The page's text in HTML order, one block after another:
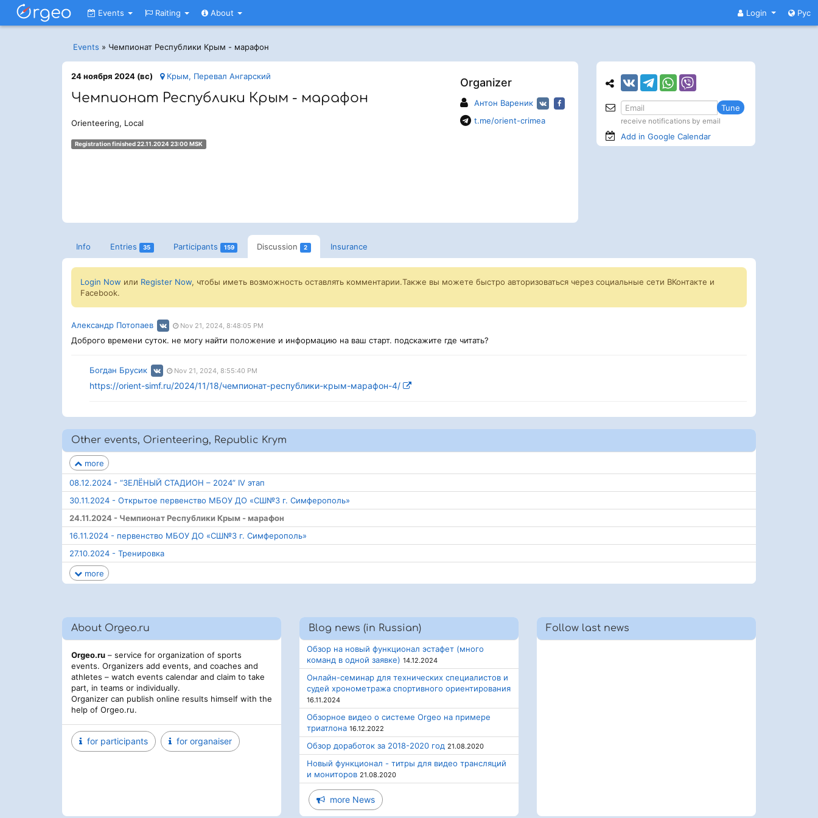
Login Рус
Events Raiting About
Events » Чемпионат Республики Крым - марафон
Organizer
Антон Вареник
t.me/orient-crimea
24 ноября 2024 (вс) Крым, Перевал Ангарский
Чемпионат Республики Крым - марафон
Orienteering, Local
Registration finished 22.11.2024 23:00 MSK
Info Entries 35 Participants 159 Discussion 2 Insurance
Login Now или Register Now, чтобы иметь возможность оставлять комментарии.Также вы можете быстро авторизоваться через социальные сети ВКонтакте и
Facebook.
Александр Потопаев Nov 21, 2024, 8:48:05 PM
Доброго времени суток. не могу найти положение и информацию на ваш старт. подскажите где читать?
Богдан Брусик Nov 21, 2024, 8:55:40 PM
https://orient-simf.ru/2024/11/18/чемпионат-республики-крым-марафон-4/
Other events, Orienteering, Republic Krym
more
08.12.2024 - “ЗЕЛЁНЫЙ СТАДИОН – 2024” IV этап
30.11.2024 - Открытое первенство МБОУ ДО «СШ№3 г. Симферополь»
24.11.2024 - Чемпионат Республики Крым - марафон
16.11.2024 - первенство МБОУ ДО «СШ№3 г. Симферополь»
27.10.2024 - Тренировка
more
Tune
receive notifications by email
Add in Google Calendar
About Orgeo.ru
Orgeo.ru – service for organization of sports
events. Organizers add events, and coaches and
athletes – watch events calendar and claim to take
part, in teams or individually.
Organizer can publish online results himself with the
help of Orgeo.ru.
for participants for organaiser
Blog news (in Russian)
Обзор на новый функционал эстафет (много
команд в одной заявке) 14.12.2024
Онлайн-семинар для технических специалистов и
судей хронометража спортивного ориентирования
16.11.2024
Обзорное видео о системе Orgeo на примере
триатлона 16.12.2022
Обзор доработок за 2018-2020 год 21.08.2020
Новый функционал - титры для видео трансляций
и мониторов 21.08.2020
more News
Follow last news